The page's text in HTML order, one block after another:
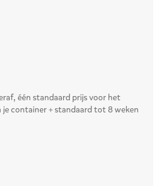
één standaard prijs voor het
je container + standaard tot 8 weken